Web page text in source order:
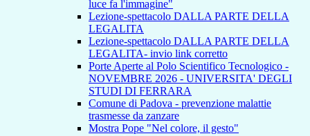
luce fa l'immagine"
Lezione-spettacolo DALLA PARTE DELLA
LEGALITA
Lezione-spettacolo DALLA PARTE DELLA
LEGALITA- invio link corretto
Porte Aperte al Polo Scientifico Tecnologico -
NOVEMBRE 2026 - UNIVERSITA' DEGLI
STUDI DI FERRARA
Comune di Padova - prevenzione malattie
trasmesse da zanzare
Mostra Pope "Nel colore, il gesto"